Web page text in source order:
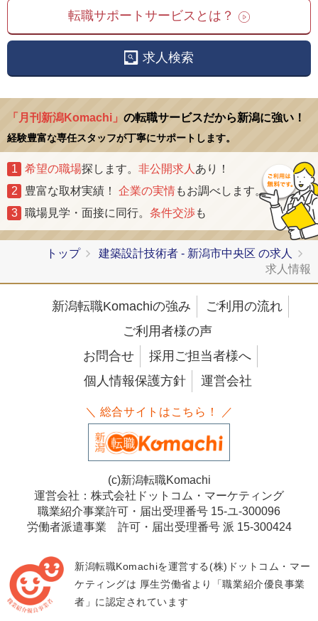
転職サポートサービスとは？
求人検索
「月刊新潟Komachi」 の転職サービスだから新潟に強い！
経験豊富な専任スタッフが丁寧にサポートします。
1 希望の職場探します。 非公開求人 あり！
2
豊富な取材実績！ 企業の実情もお調べします。
3
職場見学・面接に同行。 条件交渉も
トップ
建築設計技術者 - 新潟市中央区 の求人
求人情報
新潟転職Komachiの強み
ご利用の流れ
ご利用者様の声
お問合せ
採用ご担当者様へ
個人情報保護方針
運営会社
＼ 総合サイトはこちら！ ／
(c)新潟転職Komachi
運営会社：株式会社ドットコム・マーケティング
職業紹介事業許可・届出受理番号 15-ユ-300096
労働者派遣事業 許可・届出受理番号 派 15-300424
新潟転職Komachiを運営する(株)ドットコム・マー
ケティングは 厚生労働省より「職業紹介優良事業
者」に認定されています